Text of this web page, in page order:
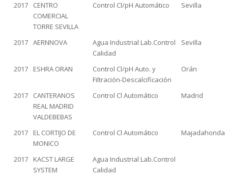
2017
CENTRO
COMERCIAL
TORRE SEVILLA
Control Cl/pH Automático Sevilla
2017 AERNNOVA
Agua Industrial Lab.Control
Calidad
Sevilla
2017 ESHRA ORAN
Control Cl/pH Auto. y
Filtración-Descalcificación
Orán
2017
CANTERANOS
REAL MADRID
VALDEBEBAS
Control Cl Automático Madrid
2017
EL CORTIJO DE
MONICO
Control Cl Automático Majadahonda
2017
KACST LARGE
SYSTEM
Agua Industrial Lab.Control
Calidad